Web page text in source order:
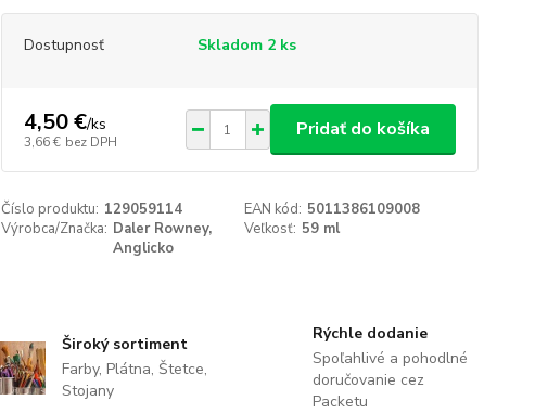
Dostupnosť Skladom 2 ks
4,50 €/ks
3,66 € bez DPH
Pridať do košíka
Číslo produktu: 129059114 EAN kód: 5011386109008
Výrobca/Značka: Daler Rowney,
Anglicko
Veľkosť: 59 ml
Široký sortiment
Farby, Plátna, Štetce,
Stojany
Rýchle dodanie
Spoľahlivé a pohodlné
doručovanie cez
Packetu